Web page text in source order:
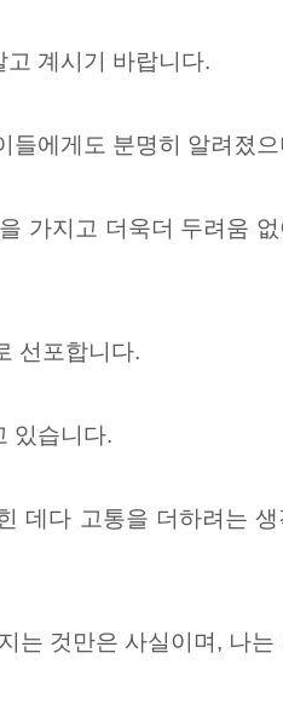
계시기 바랍니다.
들에게도 분명히 알려졌으
가지고 더욱더 두려움
선포합니다.
있습니다.
데다 고통을 더하려는 생
는 것만은 사실이며, 나는